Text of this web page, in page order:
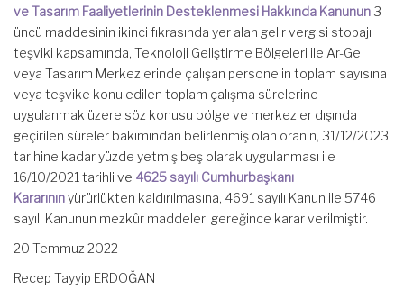
ve Tasarım Faaliyetlerinin Desteklenmesi Hakkında Kanunun 3
üncü maddesinin ikinci fıkrasında yer alan gelir vergisi stopajı
teşviki kapsamında, Teknoloji Geliştirme Bölgeleri ile Ar-Ge
veya Tasarım Merkezlerinde çalışan personelin toplam sayısına
veya teşvike konu edilen toplam çalışma sürelerine
uygulanmak üzere söz konusu bölge ve merkezler dışında
geçirilen süreler bakımından belirlenmiş olan oranın, 31/12/2023
tarihine kadar yüzde yetmiş beş olarak uygulanması ile
16/10/2021 tarihli ve 4625 sayılı Cumhurbaşkanı
Kararınınyürürlükten kaldırılmasına, 4691 sayılı Kanun ile 5746
sayılı Kanunun mezkûr maddeleri gereğince karar verilmiştir.
20 Temmuz 2022
Recep Tayyip ERDOĞAN